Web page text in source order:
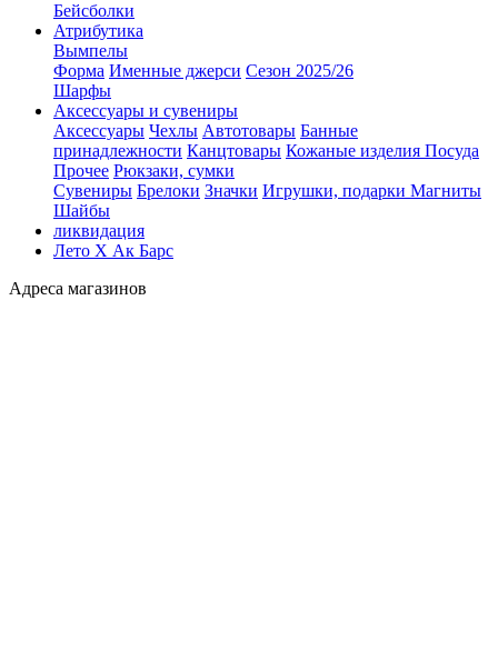
Бейсболки
Атрибутика
Вымпелы
Форма Именные джерси Сезон 2025/26
Шарфы
Аксессуары и сувениры
Аксессуары Чехлы Автотовары Банные
принадлежности Канцтовары Кожаные изделия Посуда
Прочее Рюкзаки, сумки
Сувениры Брелоки Значки Игрушки, подарки Магниты
Шайбы
ликвидация
Лето Х Ак Барс
Адреса магазинов